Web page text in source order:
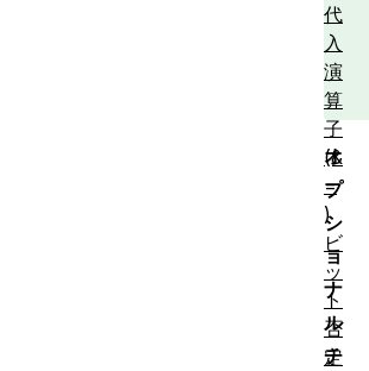
オ
プ
シ
ョ
ナ
ル
チ
代
入
演
算
子
(&
=
)
ビ
ッ
ト
否
定